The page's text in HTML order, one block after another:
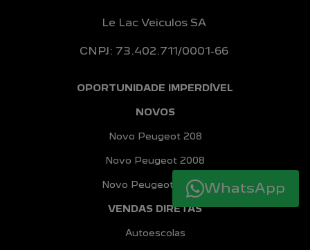
Le Lac Veiculos SA
CNPJ: 73.402.711/0001-66
OPORTUNIDADE IMPERDÍVEL
NOVOS
Novo Peugeot 208
Novo Peugeot 2008
Novo Peugeot Expert
VENDAS DIRETAS
Autoescolas
WhatsApp